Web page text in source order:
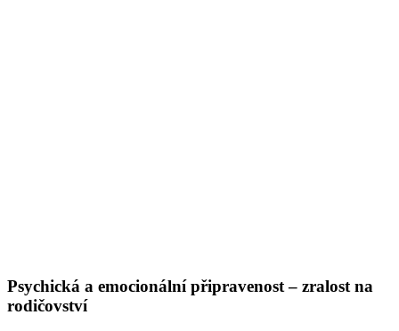
Psychická a emocionální připravenost – zralost na
rodičovství